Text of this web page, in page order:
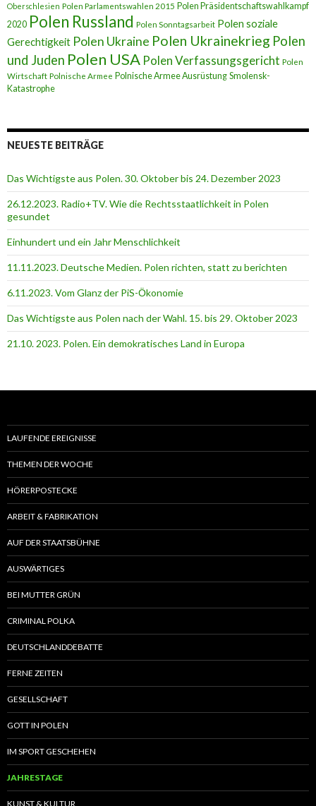
Oberschlesien Polen Parlamentswahlen 2015 Polen Präsidentschaftswahlkampf
2020 Polen Russland Polen Sonntagsarbeit Polen soziale
Gerechtigkeit Polen Ukraine Polen Ukrainekrieg Polen
und Juden Polen USA Polen Verfassungsgericht Polen
Wirtschaft Polnische Armee Polnische Armee Ausrüstung Smolensk-
Katastrophe
NEUESTE BEITRÄGE
Das Wichtigste aus Polen. 30. Oktober bis 24. Dezember 2023
26.12.2023. Radio+TV. Wie die Rechtsstaatlichkeit in Polen
gesundet
Einhundert und ein Jahr Menschlichkeit
11.11.2023. Deutsche Medien. Polen richten, statt zu berichten
6.11.2023. Vom Glanz der PiS-Ӧkonomie
Das Wichtigste aus Polen nach der Wahl. 15. bis 29. Oktober 2023
21.10. 2023. Polen. Ein demokratisches Land in Europa
LAUFENDE EREIGNISSE
THEMEN DER WOCHE
HÖRERPOSTECKE
ARBEIT & FABRIKATION
AUF DER STAATSBÜHNE
AUSWÄRTIGES
BEI MUTTER GRÜN
CRIMINAL POLKA
DEUTSCHLANDDEBATTE
FERNE ZEITEN
GESELLSCHAFT
GOTT IN POLEN
IM SPORT GESCHEHEN
JAHRESTAGE
KUNST & KULTUR